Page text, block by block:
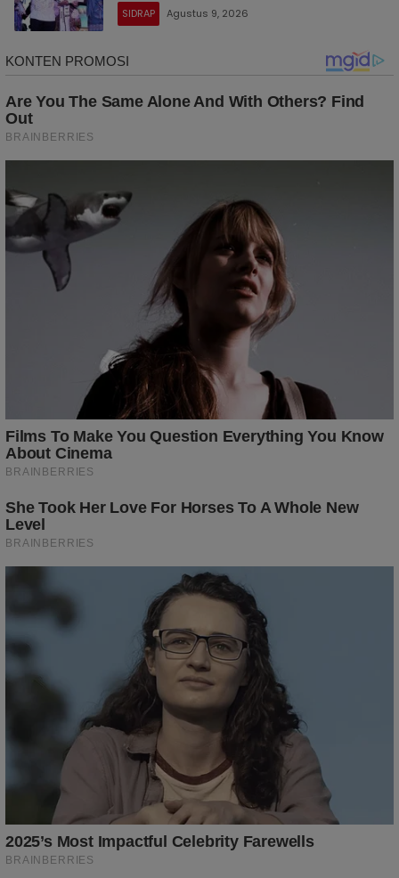
SIDRAP Agustus 9, 2026